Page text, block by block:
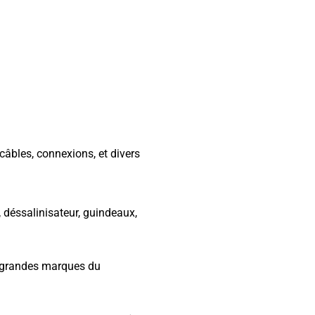
connexions, et divers
déssalinisateur, guindeaux,
marques du